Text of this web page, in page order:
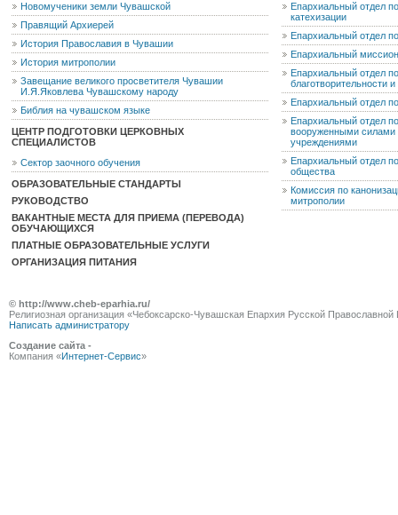
Новомученики земли Чувашской
Правящий Архиерей
История Православия в Чувашии
История митрополии
Завещание великого просветителя Чувашии
И.Я.Яковлева Чувашскому народу
Библия на чувашском языке
ЦЕНТР ПОДГОТОВКИ ЦЕРКОВНЫХ
СПЕЦИАЛИСТОВ
Сектор заочного обучения
ОБРАЗОВАТЕЛЬНЫЕ СТАНДАРТЫ
РУКОВОДСТВО
ВАКАНТНЫЕ МЕСТА ДЛЯ ПРИЕМА (ПЕРЕВОДА)
ОБУЧАЮЩИХСЯ
ПЛАТНЫЕ ОБРАЗОВАТЕЛЬНЫЕ УСЛУГИ
ОРГАНИЗАЦИЯ ПИТАНИЯ
Епархиальный отдел
катехизации
Епархиальный отдел
Епархиальный
Епархиальный отдел
благотворительности
Епархиальный отдел
Епархиальный отдел
вооруженными силами
учреждениями
Епархиальный отдел
общества
Комиссия по
митрополии
© http://www.cheb-eparhia.ru/
Религиозная организация «Чебоксарско-Чувашская Епархия Русской
Написать администратору
Создание сайта -
Компания «Интернет-Сервис»